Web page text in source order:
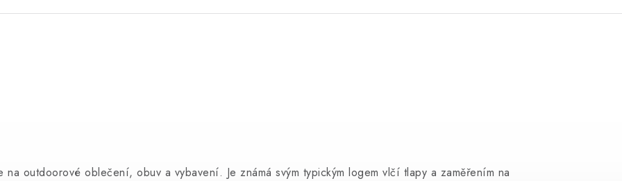
outdoorové oblečení, obuv a vybavení. Je známá svým typickým logem vlčí tlapy a zaměřením na